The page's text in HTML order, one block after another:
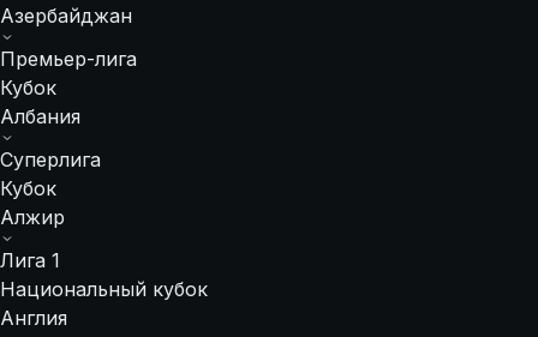
Азербайджан
Премьер-лига
Кубок
Албания
Суперлига
Кубок
Алжир
Лига 1
Национальный кубок
Англия